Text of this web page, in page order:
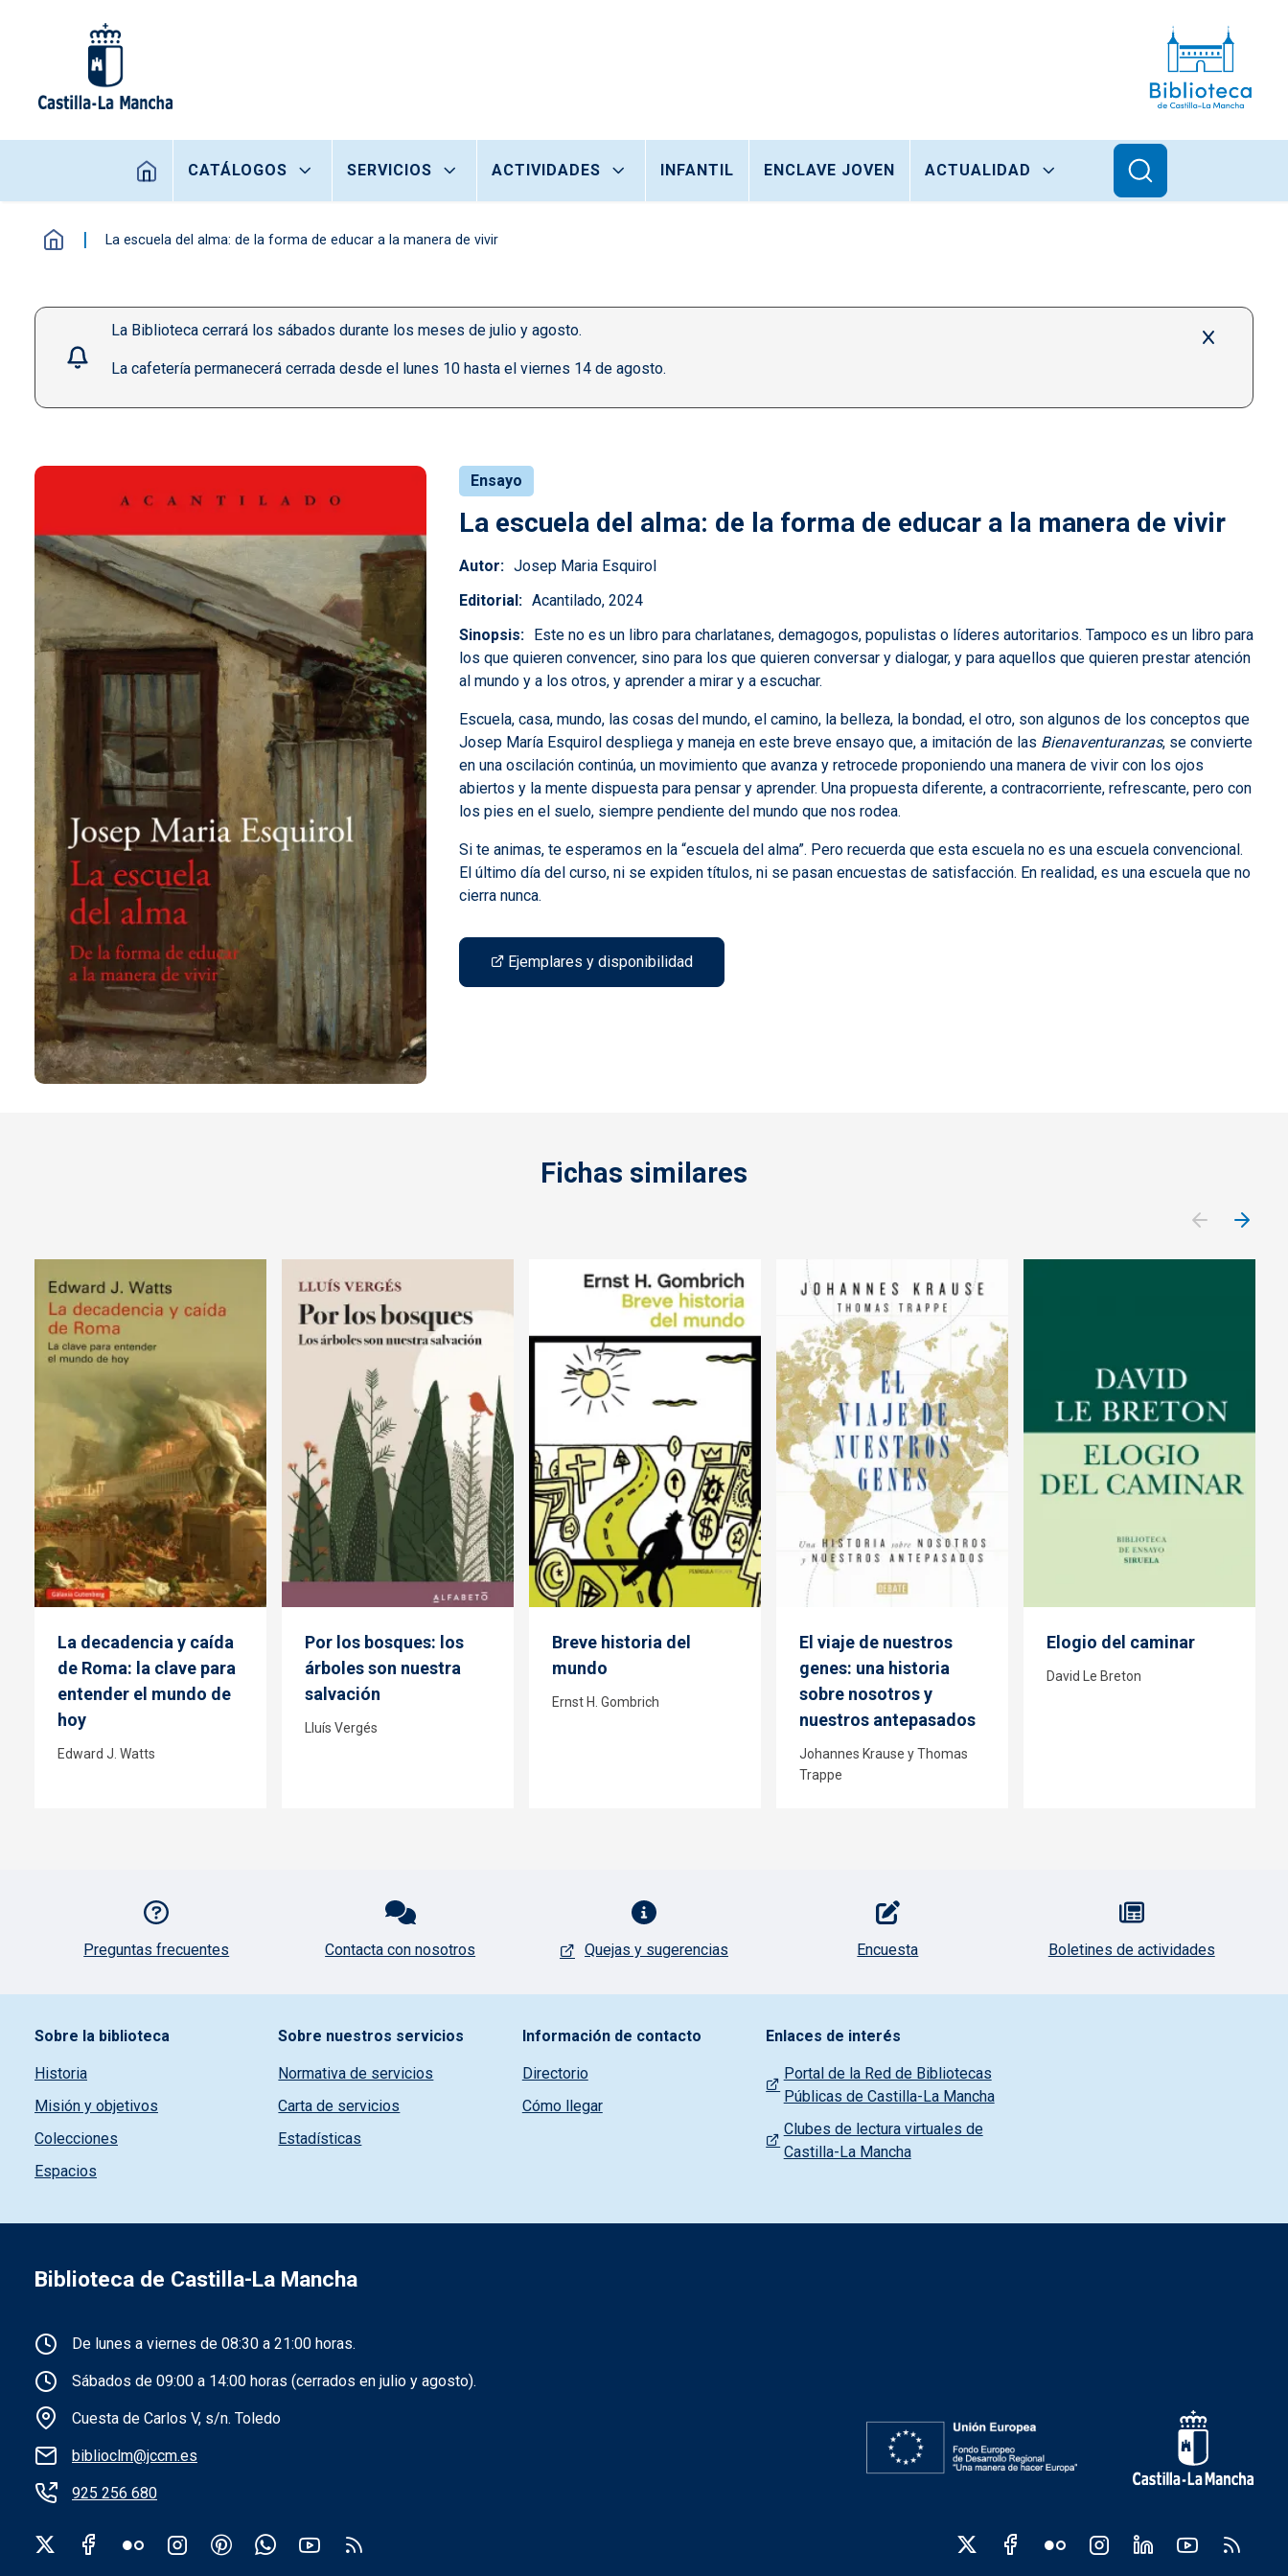
Navegación principal
CATÁLOGOS SERVICIOS ACTIVIDADES INFANTIL ENCLAVE JOVEN ACTUALIDAD
La escuela del alma: de la forma de educar a la manera de vivir
La Biblioteca cerrará los sábados durante los meses de julio y agosto.
La cafetería permanecerá cerrada desde el lunes 10 hasta el viernes 14 de agosto.
Ensayo
La escuela del alma: de la forma de educar a la manera de vivir
Autor
Josep Maria Esquirol
Editorial
Acantilado, 2024
Sinopsis
Este no es un libro para charlatanes, demagogos, populistas o líderes autoritarios. Tampoco es un libro para
los que quieren convencer, sino para los que quieren conversar y dialogar, y para aquellos que quieren prestar atención
al mundo y a los otros, y aprender a mirar y a escuchar.
Escuela, casa, mundo, las cosas del mundo, el camino, la belleza, la bondad, el otro, son algunos de los conceptos que
Josep María Esquirol despliega y maneja en este breve ensayo que, a imitación de las Bienaventuranzas, se convierte
en una oscilación continúa, un movimiento que avanza y retrocede proponiendo una manera de vivir con los ojos
abiertos y la mente dispuesta para pensar y aprender. Una propuesta diferente, a contracorriente, refrescante, pero con
los pies en el suelo, siempre pendiente del mundo que nos rodea.
Si te animas, te esperamos en la “escuela del alma”. Pero recuerda que esta escuela no es una escuela convencional.
El último día del curso, ni se expiden títulos, ni se pasan encuestas de satisfacción. En realidad, es una escuela que no
cierra nunca.
Ejemplares y disponibilidad
Fichas similares
La decadencia y caída
de Roma: la clave para
entender el mundo de
hoy
Edward J. Watts
Por los bosques: los
árboles son nuestra
salvación
Lluís Vergés
Breve historia del
mundo
Ernst H. Gombrich
El viaje de nuestros
genes: una historia
sobre nosotros y
nuestros antepasados
Johannes Krause y Thomas
Trappe
Elogio del caminar
David Le Breton
Preguntas frecuentes Contacta con nosotros Quejas y sugerencias Encuesta Boletines de actividades
Sobre la biblioteca
Historia
Misión y objetivos
Colecciones
Espacios
Sobre nuestros servicios
Normativa de servicios
Carta de servicios
Estadísticas
Información de contacto
Directorio
Cómo llegar
Enlaces de interés
Portal de la Red de Bibliotecas
Públicas de Castilla-La Mancha
Clubes de lectura virtuales de
Castilla-La Mancha
Biblioteca de Castilla-La Mancha
Información de la institución
De lunes a viernes de 08:30 a 21:00 horas.
Sábados de 09:00 a 14:00 horas (cerrados en julio y agosto).
Cuesta de Carlos V, s/n. Toledo
biblioclm@jccm.es
925 256 680
Redes sociales institución Redes sociales JCCM